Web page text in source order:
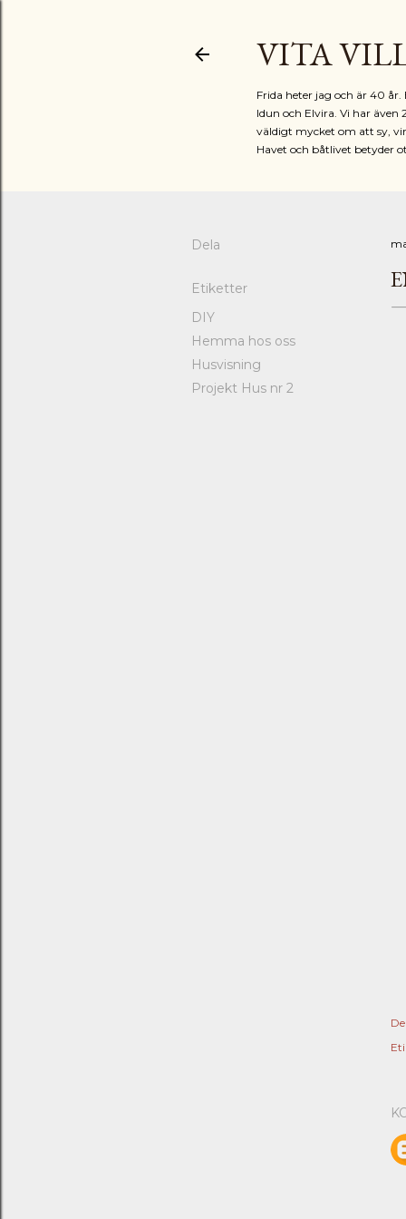
VITA
Frida heter jag och är 40
Idun och Elvira. Vi har
väldigt mycket om att sy,
Havet och båtlivet betyder
Dela
Etiketter
DIY
Hemma hos oss
Husvisning
Projekt Hus nr 2